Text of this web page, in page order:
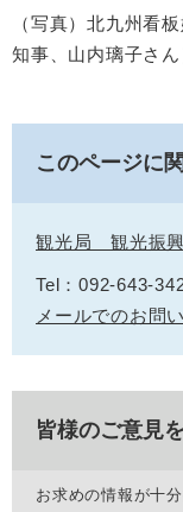
（写真）北九州看
知事、山内璃子さん
このページに
観光局 観光振
Tel：092-643-
メールでのお問
皆様のご意見
お求めの情報が十